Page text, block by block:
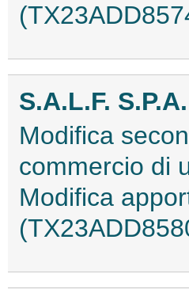
S.A.L.F.
Modifica
commercio di
Modifica